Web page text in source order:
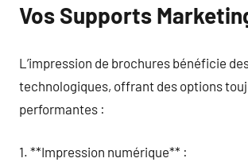
Vos Supports
L’impression de brochures bénéficie
technologiques, offrant des options
performantes :
1. **Impression numérique** :